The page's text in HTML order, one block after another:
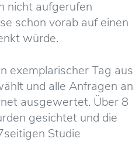
nicht aufgerufen
schon vorab auf einen
würde.
exemplarischer Tag aus
und alle Anfragen an
ausgewertet. Über 8
gesichtet und die
Studie